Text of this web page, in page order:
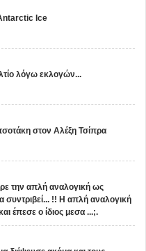
Ice
λόγω εκλογών...
στον Αλέξη Τσίπρα
την απλή αναλογική ως
συντριβεί... !! Η απλή αναλογική
έπεσε ο ίδιος μεσα ...;.